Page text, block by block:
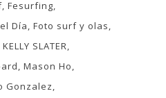
Fesurfing
Día Foto surf y olas
KELLY SLATER
Mason Ho
Gonzalez